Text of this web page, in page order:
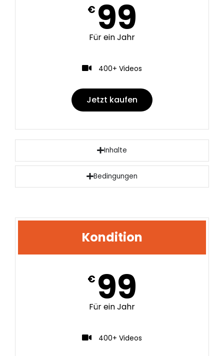
€ 99
Für ein Jahr
400+ Videos
Jetzt kaufen
Inhalte
Bedingungen
Kondition
€ 99
Für ein Jahr
400+ Videos